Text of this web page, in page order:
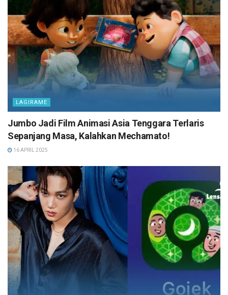
LAGIRAME
Jumbo Jadi Film Animasi Asia Tenggara Terlaris
Sepanjang Masa, Kalahkan Mechamato!
16 APRIL 2025